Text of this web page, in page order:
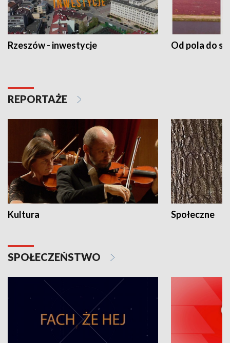
Rzeszów - inwestycje Od pola do
REPORTAŻE
Kultura Społeczne
SPOŁECZEŃSTWO